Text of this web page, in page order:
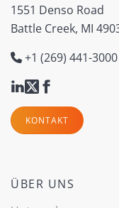
1551 Denso Road
Battle Creek, MI
+1 (269) 441-3000
KONTAKT
ÜBER UNS